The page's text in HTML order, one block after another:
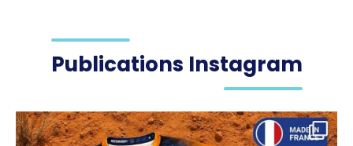
Publications Instagram